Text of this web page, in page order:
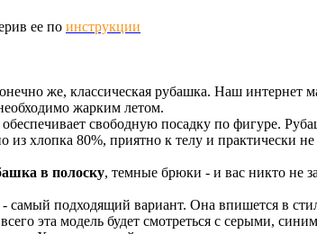
ее по инструкции
же, классическая рубашка. Наш интернет
жарким летом.
свободную посадку по фигуре.
хлопка 80%, приятно к телу и практически
в полоску, темные брюки - и вас никто не
- самый подходящий вариант. Она впишется в
эта модель будет смотреться с серыми,